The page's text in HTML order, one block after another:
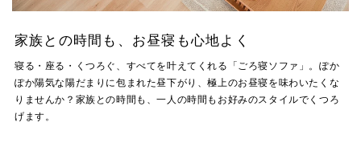
家族との時間も、お昼寝も心地よく
寝る・座る・くつろぐ、すべてを叶えてくれる「ごろ寝ソファ」。ぽか
ぽか陽気な陽だまりに包まれた昼下がり、極上のお昼寝を味わいたくな
りませんか？家族との時間も、一人の時間もお好みのスタイルでくつろ
げます。